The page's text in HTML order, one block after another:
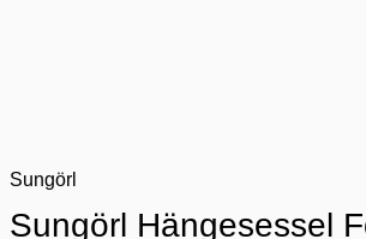
Sungörl
Sungörl Hängesessel